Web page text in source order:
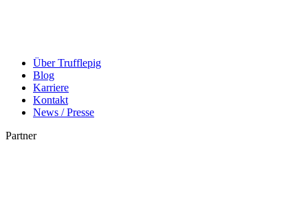
Über Trufflepig
Blog
Karriere
Kontakt
News / Presse
Partner